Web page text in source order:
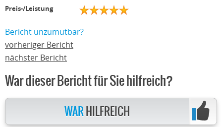
Preis-/Leistung
Bericht unzumutbar?
vorheriger Bericht
nächster Bericht
War dieser Bericht für Sie hilfreich?
WAR HILFREICH